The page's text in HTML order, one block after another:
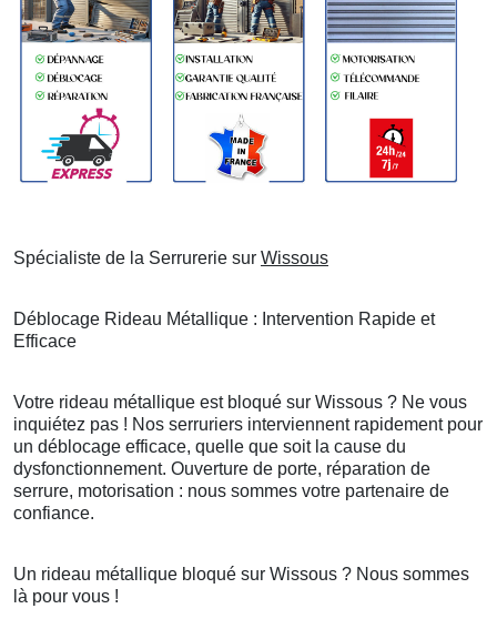
Spécialiste de la Serrurerie sur Wissous
Déblocage Rideau Métallique : Intervention Rapide et
Efficace
Votre rideau métallique est bloqué sur Wissous ? Ne vous
inquiétez pas ! Nos serruriers interviennent rapidement pour
un déblocage efficace, quelle que soit la cause du
dysfonctionnement. Ouverture de porte, réparation de
serrure, motorisation : nous sommes votre partenaire de
confiance.
Un rideau métallique bloqué sur Wissous ? Nous sommes
là pour vous !